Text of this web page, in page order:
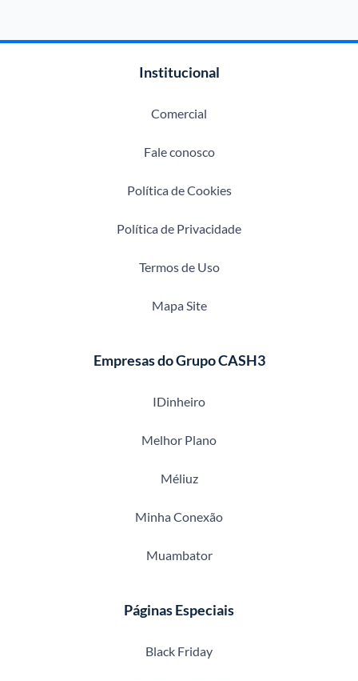
Institucional
Comercial
Fale conosco
Política de Cookies
Política de Privacidade
Termos de Uso
Mapa Site
Empresas do Grupo CASH3
IDinheiro
Melhor Plano
Méliuz
Minha Conexão
Muambator
Páginas Especiais
Black Friday